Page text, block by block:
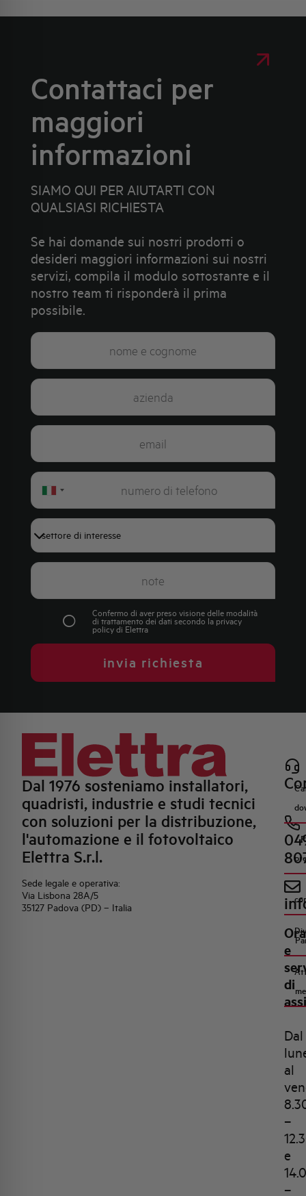
Contattaci per
maggiori
informazioni
SIAMO QUI PER AIUTARTI CON
QUALSIASI RICHIESTA
Se hai domande sui nostri prodotti o
desideri maggiori informazioni sui nostri
servizi, compila il modulo sottostante e il
nostro team ti risponderà il prima
possibile.
Italy
Confermo di aver preso visione delle modalità
di trattamento dei dati secondo la privacy
policydi Elettra
invia richiesta
Dal 1976 sosteniamo installatori,
quadristi, industrie e studi tecnici
con soluzioni per la distribuzione,
l'automazione e il fotovoltaico
Elettra S.r.l.
Sede legale e operativa:
Via Lisbona 28A/5
35127 Padova (PD) – Italia
e
di
Dal
al
–
e
–